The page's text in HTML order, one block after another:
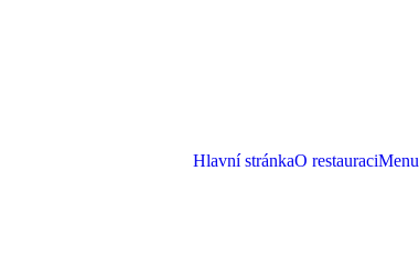
Hlavní stránkaO restauraciMenu